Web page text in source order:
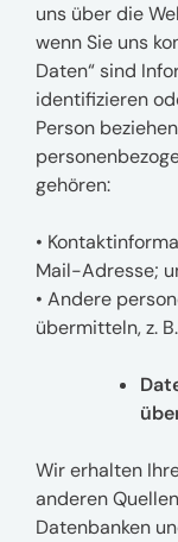
uns über die
wenn Sie uns
Daten“ sind
identifizieren
Person
gehören:
•
Mail-Adresse;
• Andere
übermitteln, z.
Wir erhalten
anderen
Datenbanken